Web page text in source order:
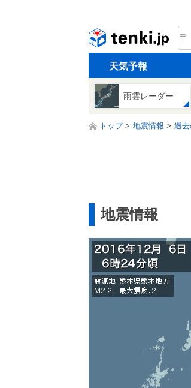
天気予報
雨雲レーダー
トップ 地震情報 過
地震情報